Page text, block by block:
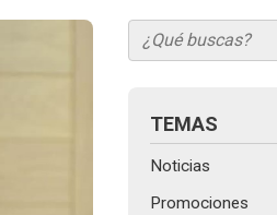
TEMAS
Noticias
Promociones